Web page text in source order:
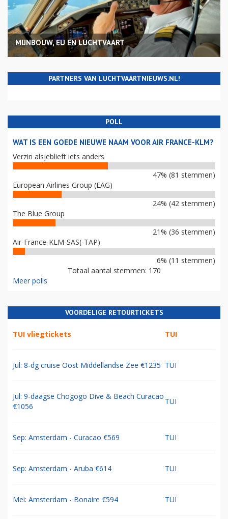
MIJNBOUW, EU EN LUCHTVAART
PARTNERS VAN LUCHTVAARTNIEUWS.NL!
POLL
WAT IS EEN GOEDE NIEUWE NAAM VOOR AIR FRANCE-KLM?
Verzin alsjeblieft iets anders
47% (81 stemmen)
European Airlines Group (EAG)
24% (42 stemmen)
The Blue Group
21% (36 stemmen)
Air-France-KLM-SAS(-TAP)
6% (11 stemmen)
Totaal aantal stemmen: 170
Meer polls
VOORDELIGE RETOURTICKETS
TUI vliegtickets TUI
Jul: 8-dg cruise Oost Middellandse Zee €1235 TUI
Jul: 9-daagse Chogogo Dive & Beach Curacao
€1056
TUI
Sep: Amsterdam - Curacao €569 TUI
Sep: Amsterdam - Aruba €614 TUI
Mei: Amsterdam - Bonaire €594 TUI